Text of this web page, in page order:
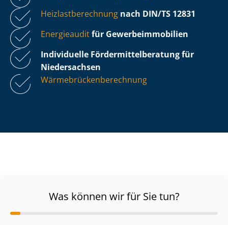
Heiz­last­be­rech­nung nach DIN/TS 12831
Energieauditfür Ge­wer­be­im­mo­bi­li­en
Individuelle För­der­mit­tel­be­ra­tung für
Niedersachsen
Wär­me­brü­cken­be­rech­nung
Was können wir für Sie tun?